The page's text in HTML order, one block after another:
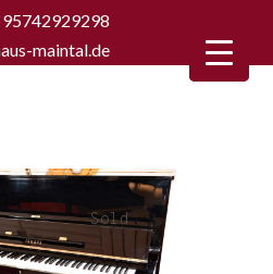
maintal.de
Sold